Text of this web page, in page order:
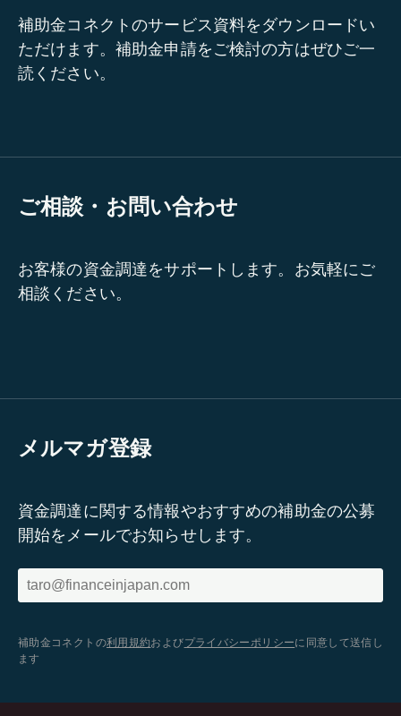
補助金コネクトのサービス資料をダウンロードい
ただけます。補助金申請をご検討の方はぜひご一
読ください。
ご相談・お問い合わせ
お客様の資金調達をサポートします。お気軽にご
相談ください。
メルマガ登録
資金調達に関する情報やおすすめの補助金の公募
開始をメールでお知らせします。
補助金コネクトの利用規約およびプライバシーポリシーに同意して送信し
ます